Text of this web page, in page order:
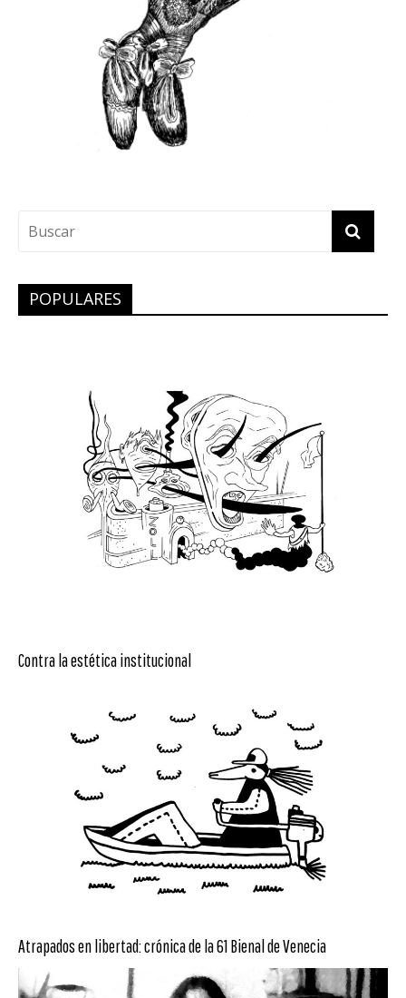
POPULARES
Contra la estética institucional
Atrapados en libertad: crónica de la 61 Bienal de Venecia